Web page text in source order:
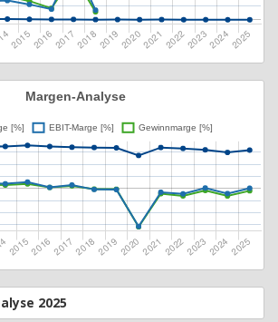
2025